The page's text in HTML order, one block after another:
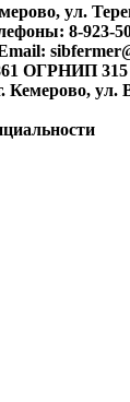
ул.
8-923-
ОГРНИП 315
Кемерово, ул.